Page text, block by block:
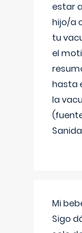
estar
hijo/a
tu
el
hasta
la
Mi
Sigo